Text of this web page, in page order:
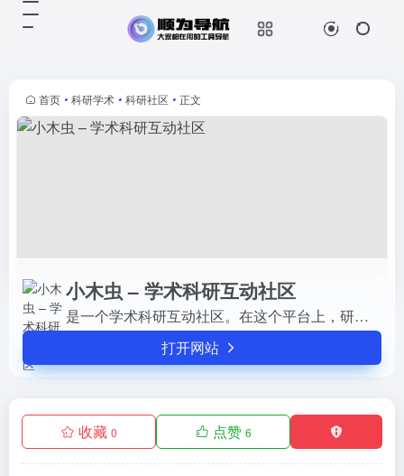
首页 • 科研学术 • 科研社区 • 正文
小木虫 – 学术科研互动社区
是一个学术科研互动社区。在这个平台上，研究人员和学者可以分享他们的研究成果、讨论学术问题、交流科研经验，以及获取关于学术和科研相关的各种信息。网站内容涵盖了科研基金申请、论文发表、学术会议等多个方面，旨在促进学术交流和合作。用户可以浏览和参与论坛讨论，也可以查看相关的科研资讯和招聘信息。
打开网站
收藏 0 点赞 6
的研究成果、讨论学术问题、交流科
研经验，以及获取关于学术和科研相
关的各种信息。网站内容涵盖了科
研...